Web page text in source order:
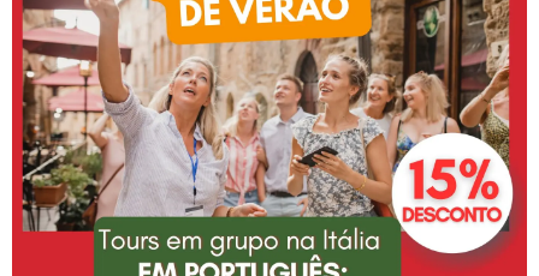
Name*
Email*